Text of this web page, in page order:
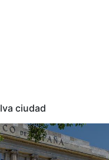
ciudad